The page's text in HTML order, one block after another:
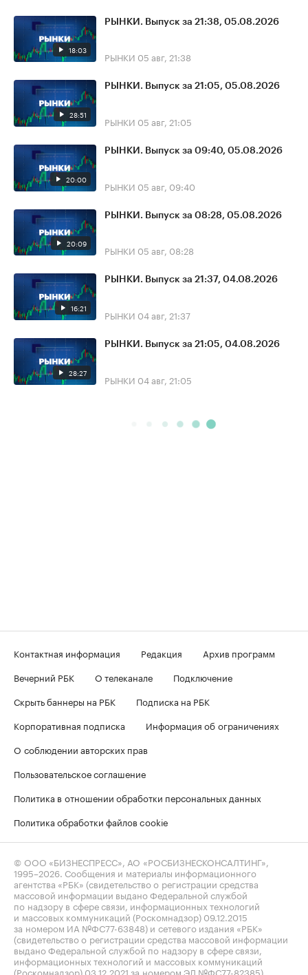
18:03
РЫНКИ. Выпуск за 21:38, 05.08.2026
РЫНКИ 05 авг, 21:38
28:51
РЫНКИ. Выпуск за 21:05, 05.08.2026
РЫНКИ 05 авг, 21:05
20:00
РЫНКИ. Выпуск за 09:40, 05.08.2026
РЫНКИ 05 авг, 09:40
20:09
РЫНКИ. Выпуск за 08:28, 05.08.2026
РЫНКИ 05 авг, 08:28
16:21
РЫНКИ. Выпуск за 21:37, 04.08.2026
РЫНКИ 04 авг, 21:37
28:27
РЫНКИ. Выпуск за 21:05, 04.08.2026
РЫНКИ 04 авг, 21:05
Контактная информация Редакция
Архив программ
Вечерний РБК
О телеканале
Подключение
Скрыть баннеры на РБК
Подписка на РБК
Корпоративная подписка
Информация об ограничениях
О соблюдении авторских прав
Пользовательское соглашение
Политика в отношении обработки персональных данных
Политика обработки файлов cookie
© ООО «БИЗНЕСПРЕСС», АО «РОСБИЗНЕСКОНСАЛТИНГ»,
1995–2026 . Сообщения и материалы информационного
агентства «РБК» (свидетельство о регистрации средства
массовой информации выдано Федеральной службой
по надзору в сфере связи, информационных технологий
и массовых коммуникаций (Роскомнадзор) 09.12.2015
за номером ИА №ФС77-63848) и сетевого издания «РБК»
(свидетельство о регистрации средства массовой информации
выдано Федеральной службой по надзору в сфере связи,
информационных технологий и массовых коммуникаций
(Роскомнадзор) 03.12.2021 за номером ЭЛ №ФС77-82385)